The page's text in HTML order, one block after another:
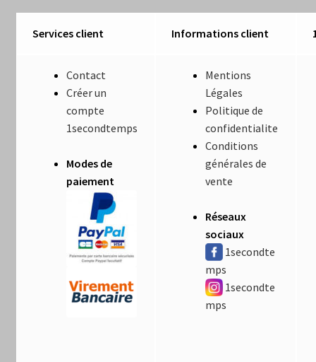
Services client Informations client
Contact
Créer un
compte
1secondtemps
Modes de
paiement
Mentions
Légales
Politique de
confidentialite
Conditions
générales de
vente
Réseaux
sociaux
1secondte
mps
1secondte
mps